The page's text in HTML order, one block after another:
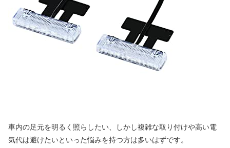
車内の足元を明るく照らしたい、しかし複雑な取り付けや高い電
気代は避けたいといった悩みを持つ方は多いはずです。